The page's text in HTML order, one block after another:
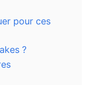
pour ces
?